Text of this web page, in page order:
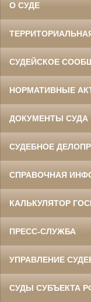
О СУДЕ
СУДЕЙСКОЕ
НОРМАТИВНЫЕ
ДОКУМЕНТЫ СУДА
СУДЕБНОЕ
СПРАВОЧНАЯ
КАЛЬКУЛЯТОР
ПРЕСС-СЛУЖБА
УПРАВЛЕНИЕ
СУДЫ СУБЪЕКТА